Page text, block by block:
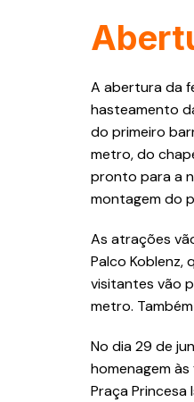
A abertura da
hasteamento
do primeiro
metro, do
pronto para a
montagem do
As atrações
Palco Koblenz,
visitantes vão
metro.
No dia 29 de
homenagem
Praça